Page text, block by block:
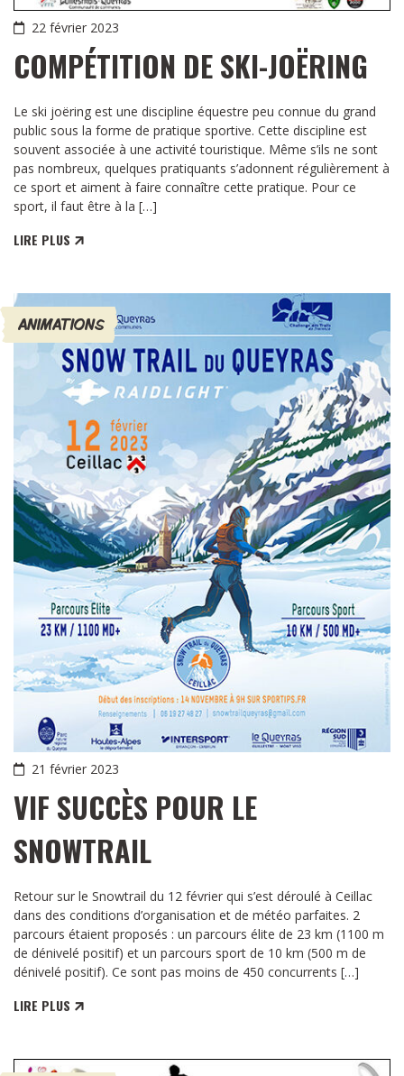
22 février 2023
COMPÉTITION DE SKI-JOËRING
Le ski joëring est une discipline équestre peu connue du grand
public sous la forme de pratique sportive. Cette discipline est
souvent associée à une activité touristique. Même s’ils ne sont
pas nombreux, quelques pratiquants s’adonnent régulièrement à
ce sport et aiment à faire connaître cette pratique. Pour ce
sport, il faut être à la […]
LIRE PLUS
ANIMATIONS
21 février 2023
VIF SUCCÈS POUR LE
SNOWTRAIL
Retour sur le Snowtrail du 12 février qui s’est déroulé à Ceillac
dans des conditions d’organisation et de météo parfaites. 2
parcours étaient proposés : un parcours élite de 23 km (1100 m
de dénivelé positif) et un parcours sport de 10 km (500 m de
dénivelé positif). Ce sont pas moins de 450 concurrents […]
LIRE PLUS